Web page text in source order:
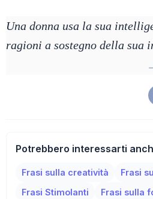
Una donna usa la sua
ragioni a sostegno della sua
Potrebbero interessarti
Frasi sulla creatività
Frasi
Frasi Stimolanti
Frasi sulla